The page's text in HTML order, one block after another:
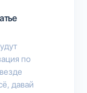
по
давай